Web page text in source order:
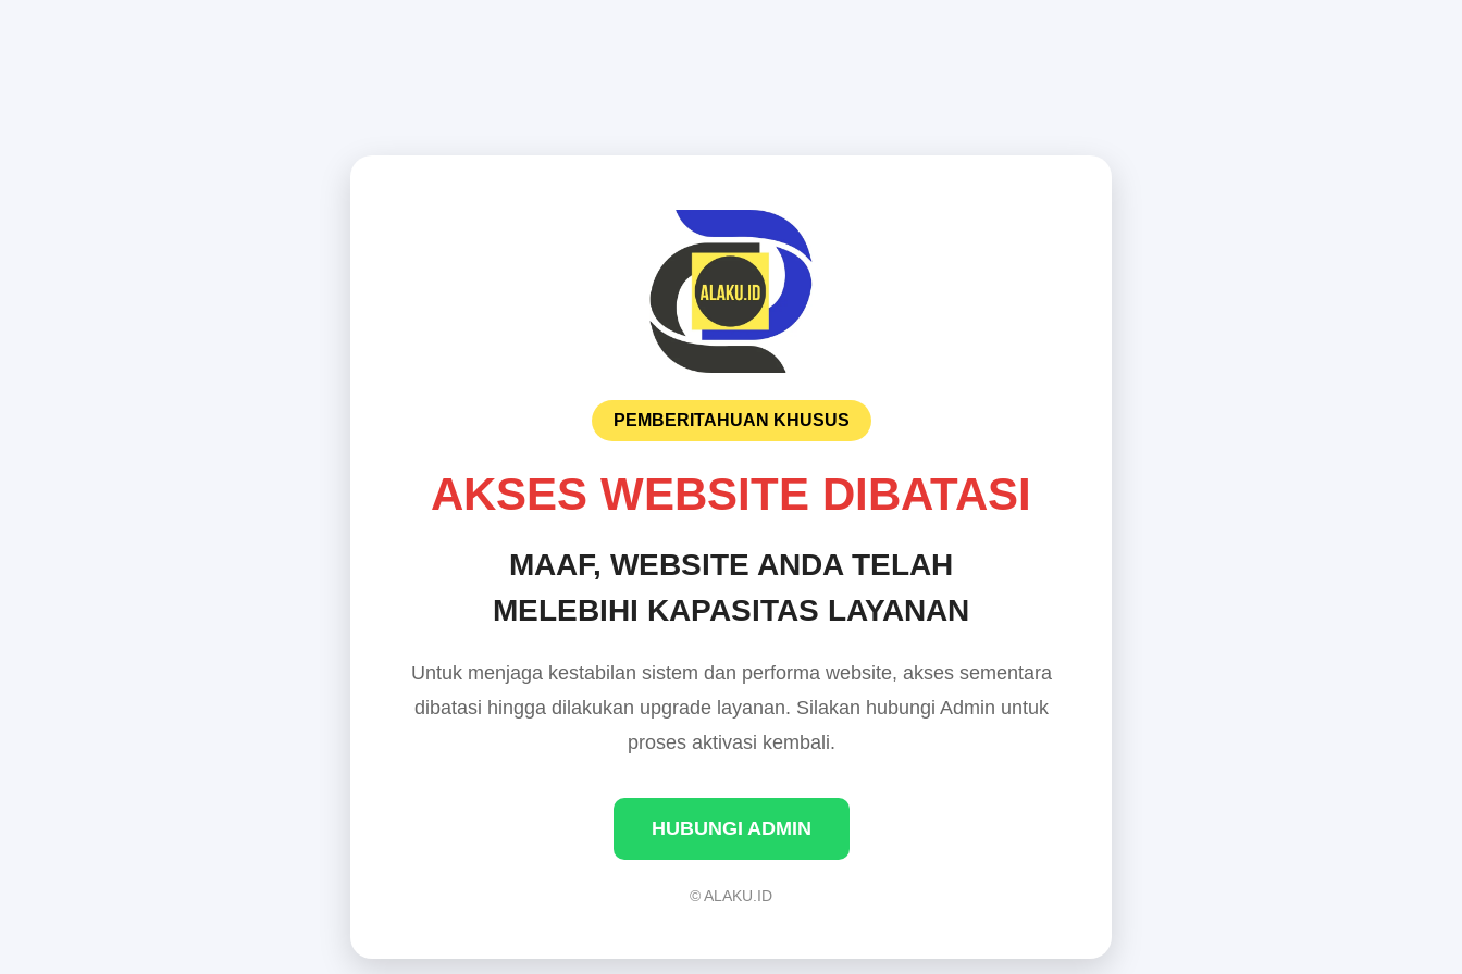
PEMBERITAHUAN KHUSUS
AKSES WEBSITE DIBATASI
MAAF, WEBSITE ANDA TELAH
MELEBIHI KAPASITAS LAYANAN
Untuk menjaga kestabilan sistem dan performa website, akses sementara
dibatasi hingga dilakukan upgrade layanan. Silakan hubungi Admin untuk
proses aktivasi kembali.
HUBUNGI ADMIN
© ALAKU.ID